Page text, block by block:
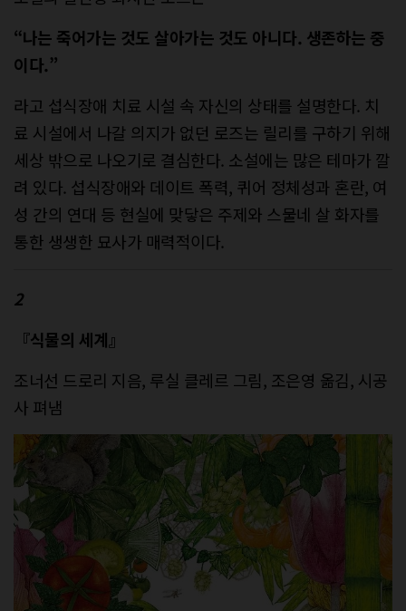
“나는 죽어가는 것도 살아가는 것도 아니다. 생존하는 중
이다.”
라고 섭식장애 치료 시설 속 자신의 상태를 설명한다. 치
료 시설에서 나갈 의지가 없던 로즈는 릴리를 구하기 위해
세상 밖으로 나오기로 결심한다. 소설에는 많은 테마가 깔
려 있다. 섭식장애와 데이트 폭력, 퀴어 정체성과 혼란, 여
성 간의 연대 등 현실에 맞닿은 주제와 스물네 살 화자를
통한 생생한 묘사가 매력적이다.
2
『식물의 세계』
조너선 드로리 지음, 루실 클레르 그림, 조은영 옮김, 시공
사 펴냄